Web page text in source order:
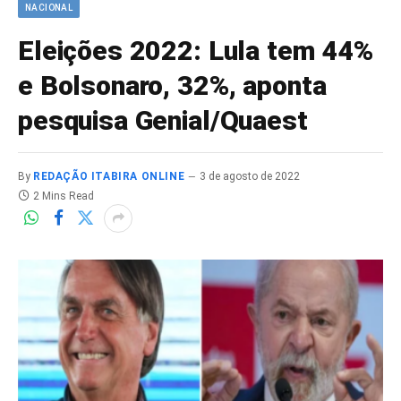
NACIONAL
Eleições 2022: Lula tem 44%
e Bolsonaro, 32%, aponta
pesquisa Genial/Quaest
By REDAÇÃO ITABIRA ONLINE
3 de agosto de 2022
2 Mins Read